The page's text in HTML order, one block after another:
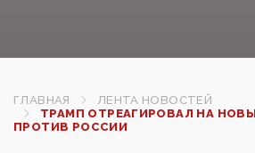
ГЛАВНАЯ
ЛЕНТА НОВОСТЕЙ
ТРАМП ОТРЕАГИРОВАЛ НА
ПРОТИВ РОССИИ‍